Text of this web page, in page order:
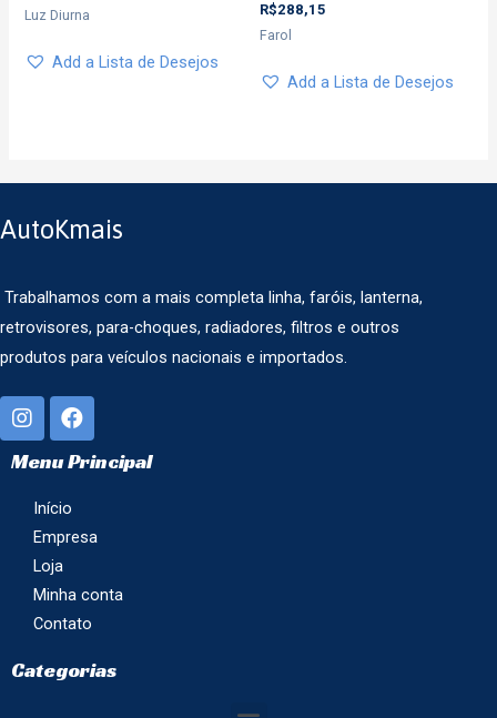
Luz Diurna
Add a Lista de Desejos
R$288,15
Farol
Add a Lista de Desejos
AutoKmais
Trabalhamos com a mais completa linha, faróis, lanterna,
retrovisores, para-choques, radiadores, filtros e outros
produtos para veículos nacionais e importados.
Menu Principal
Início
Empresa
Loja
Minha conta
Contato
Categorias